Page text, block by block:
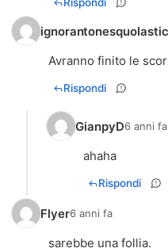
Rispondi
Avranno finito le
Rispondi
GianpyD6 anni fa
ahaha
Rispondi
Flyer6 anni fa
sarebbe una follia.